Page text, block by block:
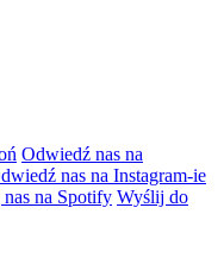
Odwiedź nas na
nas na Instagram-ie
nas na Spotify Wyślij do